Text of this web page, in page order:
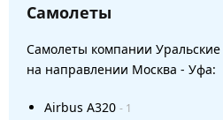
Самолеты
Самолеты компании
на направлении Москва - Уфа:
Airbus A320 - 1